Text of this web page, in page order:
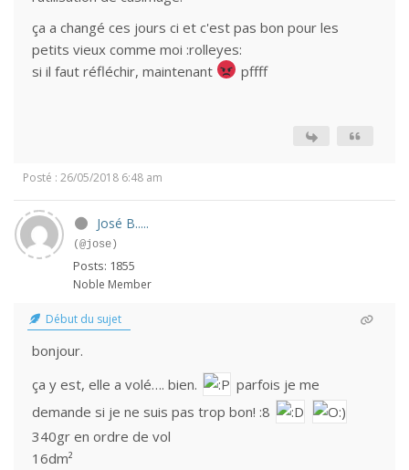
ça a changé ces jours ci et c'est pas bon pour les
petits vieux comme moi :rolleyes:
si il faut réfléchir, maintenant
pffff
Posté : 26/05/2018 6:48 am
José B.....
(@jose)
Posts: 1855
Noble Member
Début du sujet
bonjour.
ça y est, elle a volé…. bien.
parfois je me
demande si je ne suis pas trop bon! :8
340gr en ordre de vol
16dm²